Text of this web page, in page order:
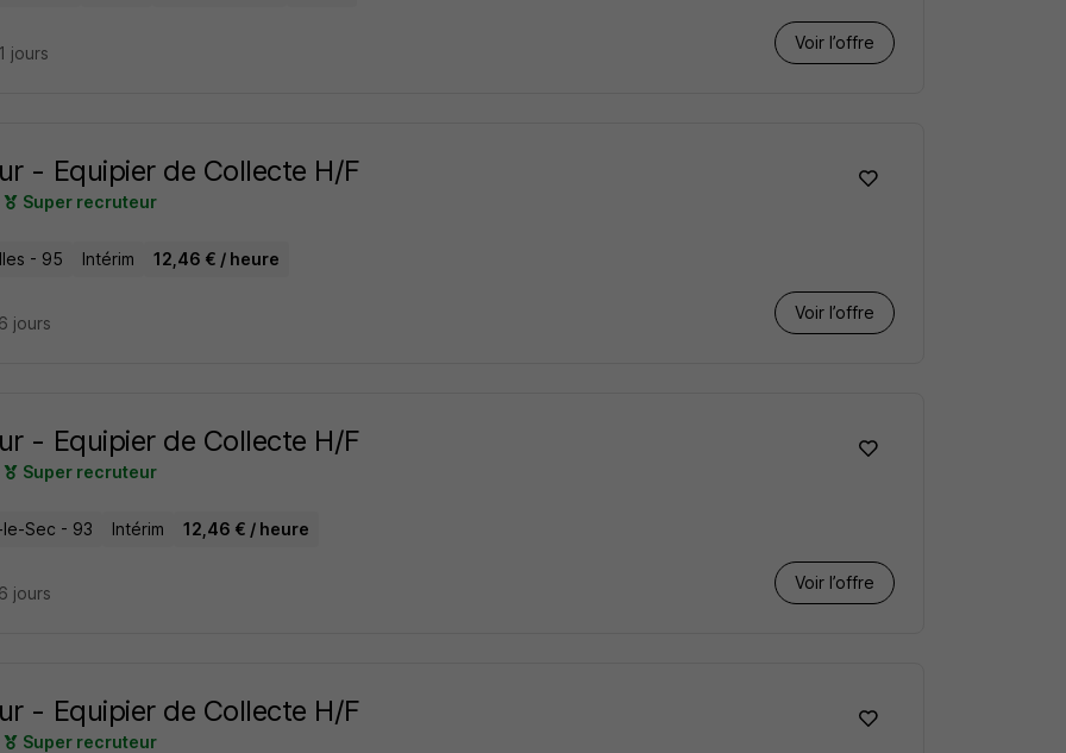
Voir l’offre
jours
- Equipier de Collecte H/F
Super recruteur
- 95 Intérim 12,46 € / heure
Voir l’offre
jours
- Equipier de Collecte H/F
Super recruteur
le-Sec - 93 Intérim 12,46 € / heure
Voir l’offre
jours
- Equipier de Collecte H/F
Super recruteur